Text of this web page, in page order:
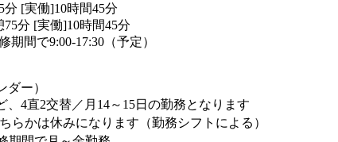
分 [実働]10時間45分
75分 [実働]10時間45分
間で9:00-17:30（予定）
ダー）
、4直2交替／月14～15日の勤務となります
らかは休みになります（勤務シフトによる）